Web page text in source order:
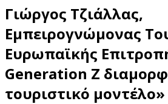
Γιώργος Τζιάλλας,
Εμπειρογνώμονας
Ευρωπαϊκής
Generation Z
τουριστικό μοντέλο»